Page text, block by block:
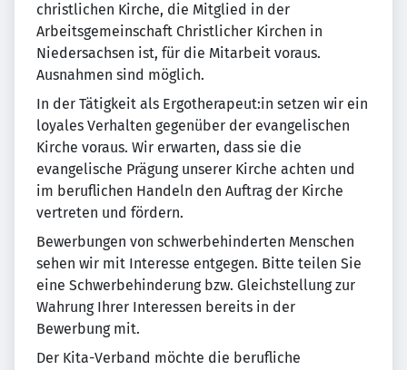
christlichen Kirche, die Mitglied in der
Arbeitsgemeinschaft Christlicher Kirchen in
Niedersachsen ist, für die Mitarbeit voraus.
Ausnahmen sind möglich.
In der Tätigkeit als Ergotherapeut:in setzen wir ein
loyales Verhalten gegenüber der evangelischen
Kirche voraus. Wir erwarten, dass sie die
evangelische Prägung unserer Kirche achten und
im beruflichen Handeln den Auftrag der Kirche
vertreten und fördern.
Bewerbungen von schwerbehinderten Menschen
sehen wir mit Interesse entgegen. Bitte teilen Sie
eine Schwerbehinderung bzw. Gleichstellung zur
Wahrung Ihrer Interessen bereits in der
Bewerbung mit.
Der Kita-Verband möchte die berufliche